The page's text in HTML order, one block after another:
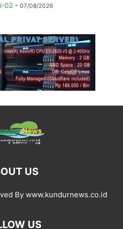
02 - 07/08/2026
US
By www.kundurnews.co.id
US